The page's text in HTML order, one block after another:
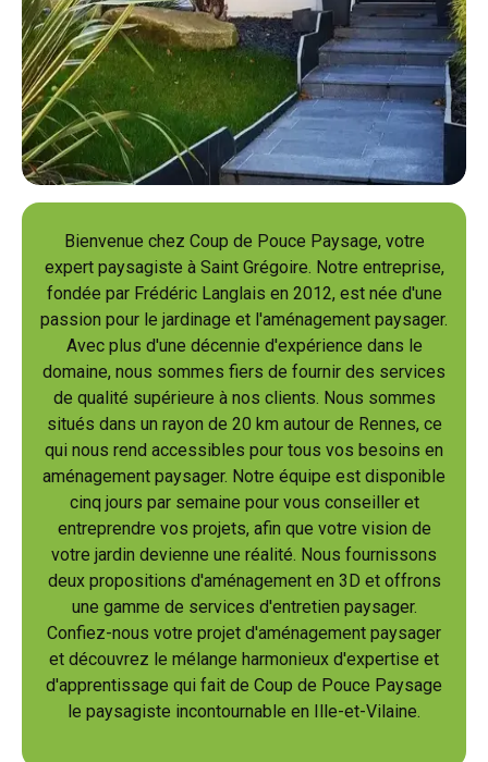
Bienvenue chez Coup de Pouce Paysage, votre
expert paysagiste à Saint Grégoire. Notre entreprise,
fondée par Frédéric Langlais en 2012, est née d'une
passion pour le jardinage et l'aménagement paysager.
Avec plus d'une décennie d'expérience dans le
domaine, nous sommes fiers de fournir des services
de qualité supérieure à nos clients. Nous sommes
situés dans un rayon de 20 km autour de Rennes, ce
qui nous rend accessibles pour tous vos besoins en
aménagement paysager. Notre équipe est disponible
cinq jours par semaine pour vous conseiller et
entreprendre vos projets, afin que votre vision de
votre jardin devienne une réalité. Nous fournissons
deux propositions d'aménagement en 3D et offrons
une gamme de services d'entretien paysager.
Confiez-nous votre projet d'aménagement paysager
et découvrez le mélange harmonieux d'expertise et
d'apprentissage qui fait de Coup de Pouce Paysage
le paysagiste incontournable en Ille-et-Vilaine.